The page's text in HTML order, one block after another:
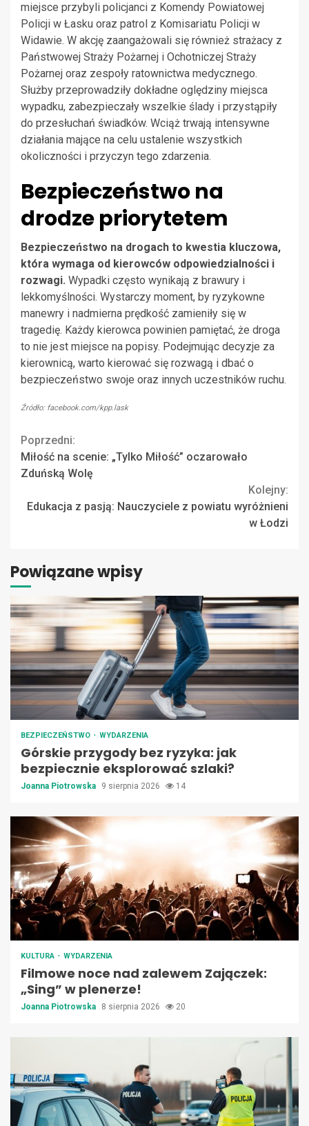
miejsce przybyli policjanci z Komendy Powiatowej
Policji w Łasku oraz patrol z Komisariatu Policji w
Widawie. W akcję zaangażowali się również strażacy z
Państwowej Straży Pożarnej i Ochotniczej Straży
Pożarnej oraz zespoły ratownictwa medycznego.
Służby przeprowadziły dokładne oględziny miejsca
wypadku, zabezpieczały wszelkie ślady i przystąpiły
do przesłuchań świadków. Wciąż trwają intensywne
działania mające na celu ustalenie wszystkich
okoliczności i przyczyn tego zdarzenia.
Bezpieczeństwo na
drodze priorytetem
Bezpieczeństwo na drogach to kwestia kluczowa,
która wymaga od kierowców odpowiedzialności i
rozwagi. Wypadki często wynikają z brawury i
lekkomyślności. Wystarczy moment, by ryzykowne
manewry i nadmierna prędkość zamieniły się w
tragedię. Każdy kierowca powinien pamiętać, że droga
to nie jest miejsce na popisy. Podejmując decyzje za
kierownicą, warto kierować się rozwagą i dbać o
bezpieczeństwo swoje oraz innych uczestników ruchu.
Źródło: facebook.com/kpp.lask
Continue
Reading
Poprzedni:
Miłość na scenie: „Tylko Miłość” oczarowało
Zduńską Wolę
Kolejny:
Edukacja z pasją: Nauczyciele z powiatu wyróżnieni
w Łodzi
Powiązane wpisy
BEZPIECZEŃSTWO WYDARZENIA
Górskie przygody bez ryzyka: jak
bezpiecznie eksplorować szlaki?
Joanna Piotrowska 9 sierpnia 2026 14
KULTURA WYDARZENIA
Filmowe noce nad zalewem Zajączek:
„Sing” w plenerze!
Joanna Piotrowska 8 sierpnia 2026 20